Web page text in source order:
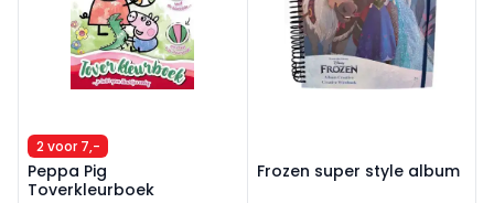
2 voor 7,-
Peppa Pig
Toverkleurboek
Frozen super style album